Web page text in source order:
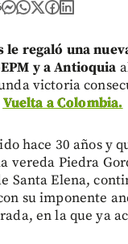
le regaló una
y a Antioquia
victoria
Vuelta a Colombia.
hace 30 años y
vereda Piedra
Santa Elena,
su imponente
en la que ya